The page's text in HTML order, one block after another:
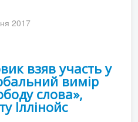
2017
взяв участь у
вимір
слова»,
Іллінойс